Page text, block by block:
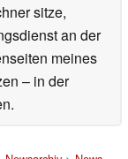
sitze,
an der
meines
– in der